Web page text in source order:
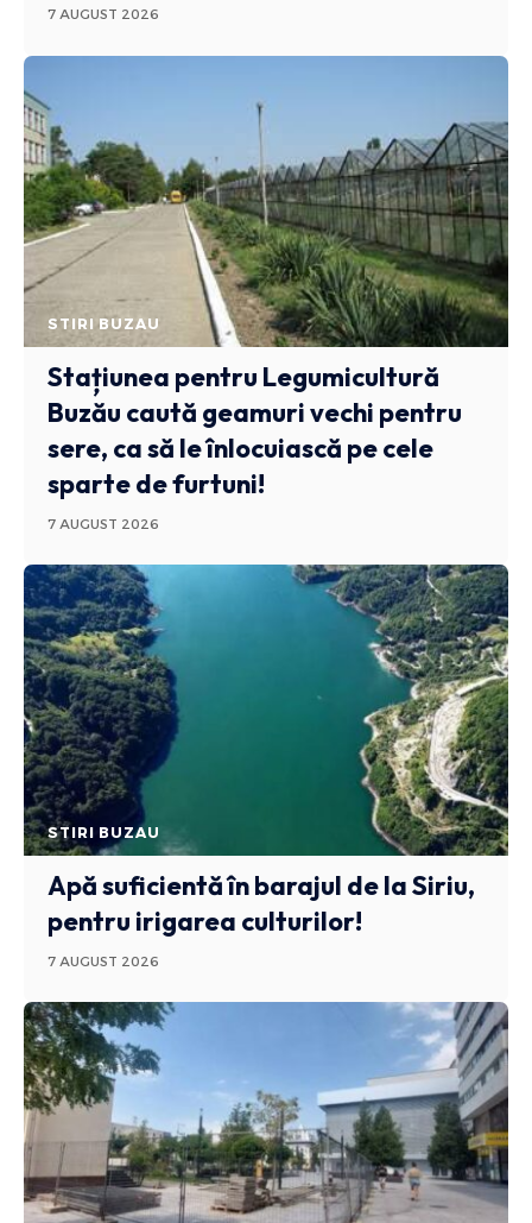
7 AUGUST 2026
STIRI BUZAU
Stațiunea pentru Legumicultură
Buzău caută geamuri vechi pentru
sere, ca să le înlocuiască pe cele
sparte de furtuni!
7 AUGUST 2026
STIRI BUZAU
Apă suficientă în barajul de la Siriu,
pentru irigarea culturilor!
7 AUGUST 2026